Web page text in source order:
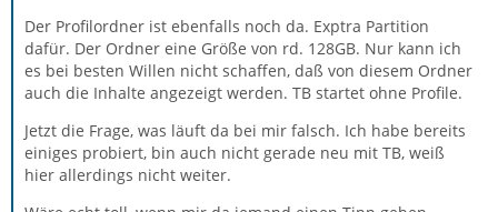
Der Profilordner ist ebenfalls noch da. Exptra Partition
dafür. Der Ordner eine Größe von rd. 128GB. Nur kann ich
es bei besten Willen nicht schaffen, daß von diesem Ordner
auch die Inhalte angezeigt werden. TB startet ohne Profile.
Jetzt die Frage, was läuft da bei mir falsch. Ich habe bereits
einiges probiert, bin auch nicht gerade neu mit TB, weiß
hier allerdings nicht weiter.